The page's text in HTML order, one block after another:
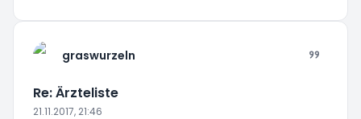
graswurzeln
Re: Ärzteliste
21.11.2017, 21:46